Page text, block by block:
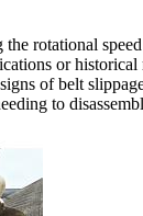
rotational
or historical
of belt
to